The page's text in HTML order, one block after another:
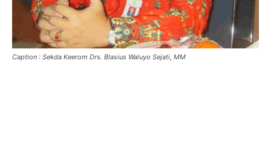
Caption : Sekda Keerom Drs. Blasius Waluyo Sejati, MM